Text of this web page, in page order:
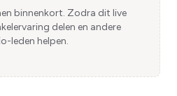
binnenkort. Zodra dit live
delen en andere
leden helpen.